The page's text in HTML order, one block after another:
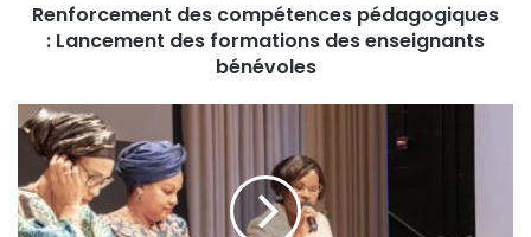
Renforcement des compétences pédagogiques
: Lancement des formations des enseignants
bénévoles